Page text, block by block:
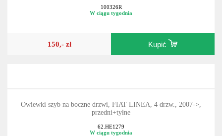
100326R
W ciągu tygodnia
150,- zł Kupić
Owiewki szyb na boczne drzwi, FIAT LINEA, 4 drzw., 2007->,
przedni+tyłne
62.HE1279
W ciągu tygodnia